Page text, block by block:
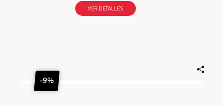
VER DETALLES
-9%